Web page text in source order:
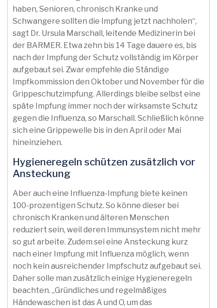
haben, Senioren, chronisch Kranke und
Schwangere sollten die Impfung jetzt nachholen“,
sagt Dr. Ursula Marschall, leitende Medizinerin bei
der BARMER. Etwa zehn bis 14 Tage dauere es, bis
nach der Impfung der Schutz vollständig im Körper
aufgebaut sei. Zwar empfehle die Ständige
Impfkommission den Oktober und November für die
Grippeschutzimpfung. Allerdings bleibe selbst eine
späte Impfung immer noch der wirksamste Schutz
gegen die Influenza, so Marschall. Schließlich könne
sich eine Grippewelle bis in den April oder Mai
hineinziehen.
Hygieneregeln schützen zusätzlich vor
Ansteckung
Aber auch eine Influenza-Impfung biete keinen
100-prozentigen Schutz. So könne dieser bei
chronisch Kranken und älteren Menschen
reduziert sein, weil deren Immunsystem nicht mehr
so gut arbeite. Zudem sei eine Ansteckung kurz
nach einer Impfung mit Influenza möglich, wenn
noch kein ausreichender Impfschutz aufgebaut sei.
Daher solle man zusätzlich einige Hygieneregeln
beachten. „Gründliches und regelmäßiges
Händewaschen ist das A und O, um das